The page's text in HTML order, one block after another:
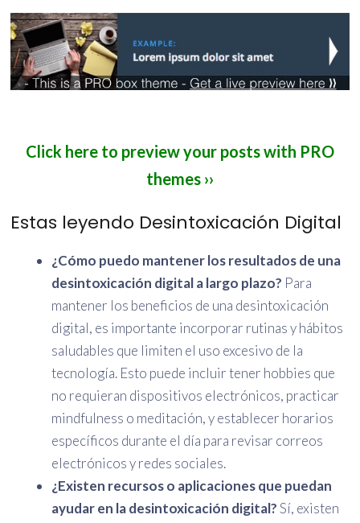
Click here to preview your posts with PRO
themes ››
Estas leyendo Desintoxicación Digital
¿Cómo puedo mantener los resultados de una
desintoxicación digital a largo plazo? Para
mantener los beneficios de una desintoxicación
digital, es importante incorporar rutinas y hábitos
saludables que limiten el uso excesivo de la
tecnología. Esto puede incluir tener hobbies que
no requieran dispositivos electrónicos, practicar
mindfulness o meditación, y establecer horarios
específicos durante el día para revisar correos
electrónicos y redes sociales.
¿Existen recursos o aplicaciones que puedan
ayudar en la desintoxicación digital?Sí, existen